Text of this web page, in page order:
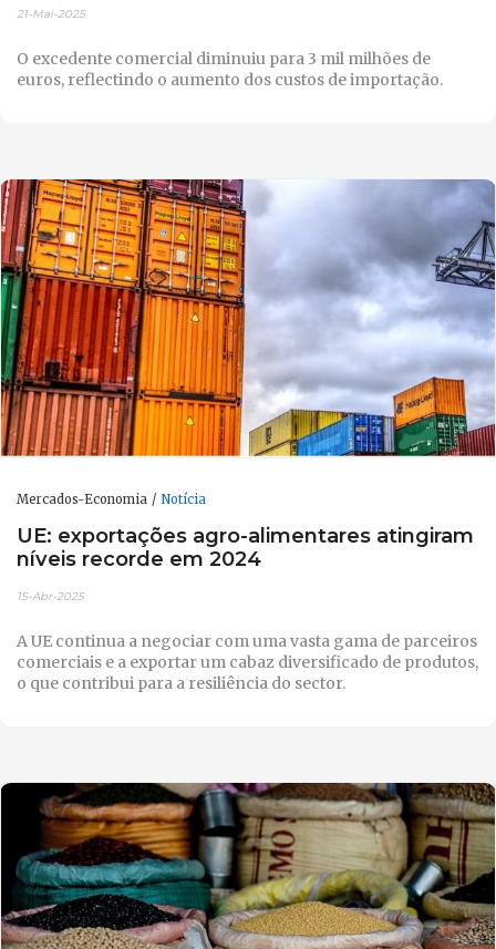
21-Mai-2025
O excedente comercial diminuiu para 3 mil milhões de
euros, reflectindo o aumento dos custos de importação.
Mercados-Economia Notícia
UE: exportações agro-alimentares atingiram
níveis recorde em 2024
15-Abr-2025
A UE continua a negociar com uma vasta gama de parceiros
comerciais e a exportar um cabaz diversificado de produtos,
o que contribui para a resiliência do sector.